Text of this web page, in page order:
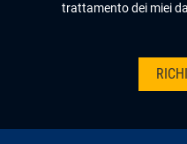
trattamento dei miei